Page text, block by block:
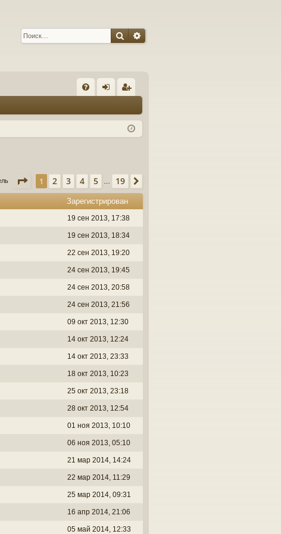
ПоискРасширенный поиск
Q д ис
ия
Страница из 19
1 2 3 4 5 19
Зарегистрирован
19 сен 2013, 17:38
19 сен 2013, 18:34
22 сен 2013, 19:20
24 сен 2013, 19:45
24 сен 2013, 20:58
24 сен 2013, 21:56
09 окт 2013, 12:30
14 окт 2013, 12:24
14 окт 2013, 23:33
18 окт 2013, 10:23
25 окт 2013, 23:18
28 окт 2013, 12:54
01 ноя 2013, 10:10
06 ноя 2013, 05:10
21 мар 2014, 14:24
22 мар 2014, 11:29
25 мар 2014, 09:31
16 апр 2014, 21:06
05 май 2014, 12:33